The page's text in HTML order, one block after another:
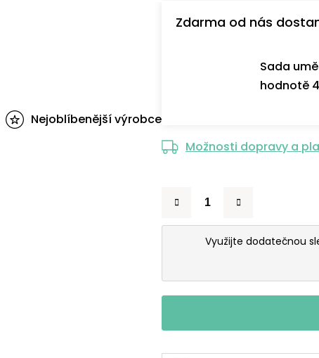
Zdarma od nás
Sada
hodnotě
Možnosti dopravy a
Využijte dodatečnou
Nejoblíbenější výrobce